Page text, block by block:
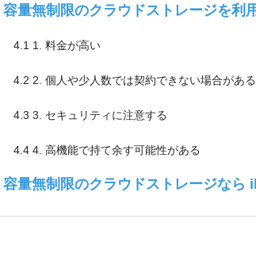
容量無制限のクラウドストレージを利
4.1 1. 料金が高い
4.2 2. 個人や少人数では契約できない場合がある
4.3 3. セキュリティに注意する
4.4 4. 高機能で持て余す可能性がある
容量無制限のクラウドストレージなら